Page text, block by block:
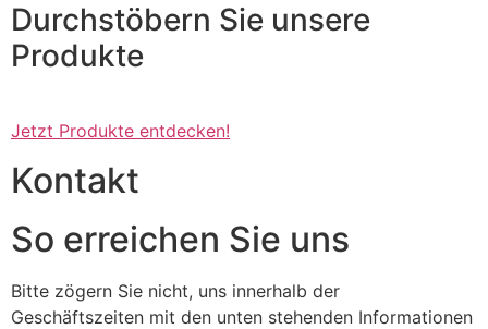
Durchstöbern Sie unsere
Produkte
Jetzt Produkte entdecken!
Kontakt
So erreichen Sie uns
Bitte zögern Sie nicht, uns innerhalb der
Geschäftszeiten mit den unten stehenden Informationen